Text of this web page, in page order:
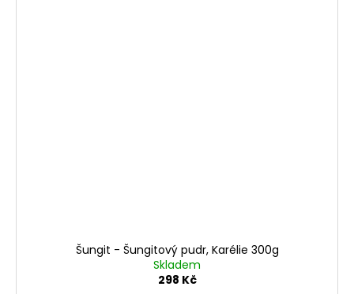
Šungit - Šungitový pudr, Karélie 300g
Skladem
298 Kč